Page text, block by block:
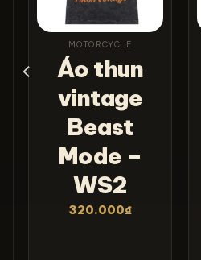
MOTORCYCLE
Áo thun
vintage
Beast
Mode –
WS2
320.000₫